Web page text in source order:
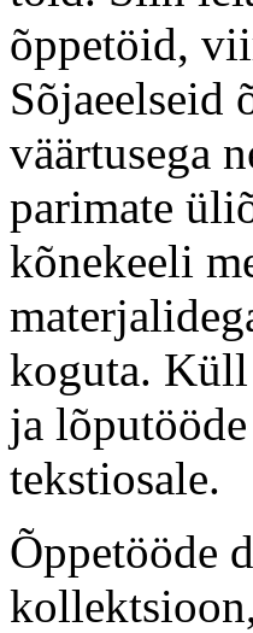
õppetöid,
Sõjaeelseid
väärtusega
parimate
kõnekeeli
koguta. Küll
ja
tekstiosale.
Õppetööde